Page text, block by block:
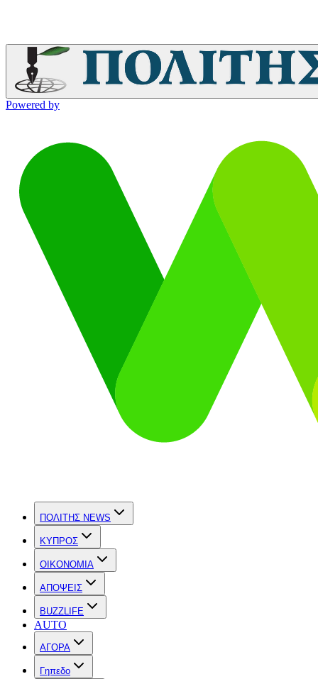
Powered by
ΠΟΛΙΤΗΣ NEWS
ΚΥΠΡΟΣ
OIKONOMIA
ΑΠΟΨΕΙΣ
BUZZLIFE
AUTO
ΑΓΟΡΑ
Γηπεδο